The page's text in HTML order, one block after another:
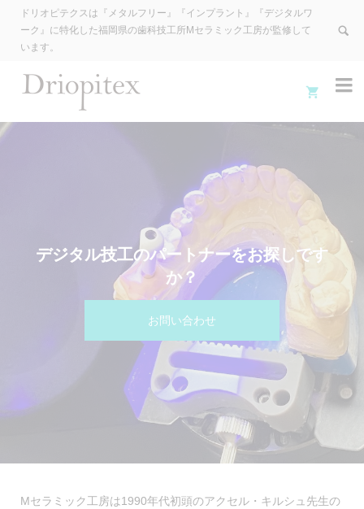
ドリオピテクスは『メタルフリー』『インプラント』『デジタルワ
ーク』に特化した福岡県の歯科技工所Mセラミック工房が監修して
います。


デジタル技工のパートナーをお探しです
か？
お問い合わせ
Mセラミック工房は1990年代初頭のアクセル・キルシュ先生の